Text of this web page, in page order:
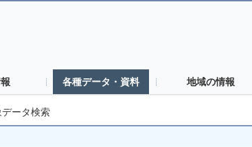
各種データ・資料 地域の情報
ータ検索